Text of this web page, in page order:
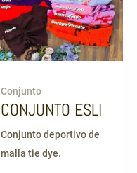
Conjunto
CONJUNTO ESLI
Conjunto deportivo de
malla tie dye.